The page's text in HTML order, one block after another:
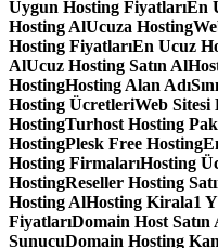
Uygun Hosting FiyatlarıEn
Hosting AlUcuza Hosting
Hosting FiyatlarıEn Ucuz
AlUcuz Hosting Satın Al
HostingHosting Alan Adı
Hosting ÜcretleriWeb Sitesi
HostingTurhost Hosting
HostingPlesk Free Hosting
Hosting FirmalarıHosting
HostingReseller Hosting
Hosting AlHosting Kirala1
FiyatlarıDomain Host Satın
SunucuDomain Hosting